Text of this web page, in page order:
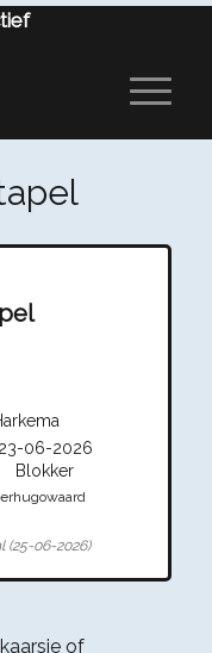
23-06-2026
Blokker
(25-06-2026)
of